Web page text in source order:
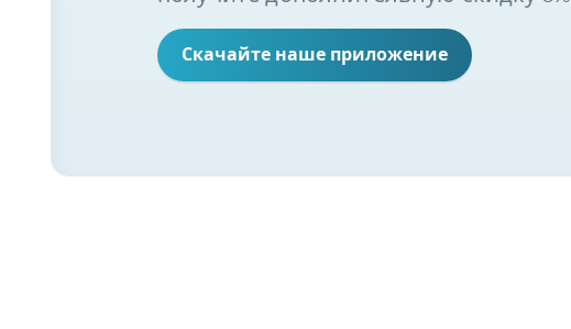
Скачайте наше приложение